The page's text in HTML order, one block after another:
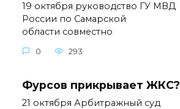
19 октября руководство ГУ МВД
России по Самарской
области совместно
0 293
Фурсов прикрывает ЖКС?
21 октября Арбитражный суд